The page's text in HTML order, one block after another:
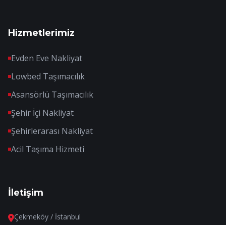
Hizmetlerimiz
Evden Eve Nakliyat
Lowbed Taşımacılık
Asansörlü Taşımacılık
Şehir İçi Nakliyat
Şehirlerarası Nakliyat
Acil Taşıma Hizmeti
İletişim
Çekmeköy / İstanbul